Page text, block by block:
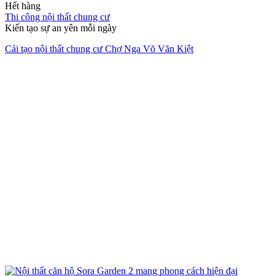
Hết hàng
Thi công nội thất chung cư
Kiến tạo sự an yên mỗi ngày
Cải tạo nội thất chung cư Chợ Nga Võ Văn Kiệt